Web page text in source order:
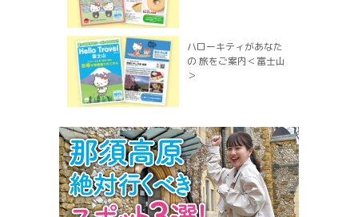
ハローキティがあなた
の 旅をご案内＜富士山
＞